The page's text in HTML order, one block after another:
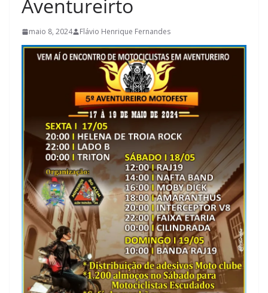
Aventureirto
maio 8, 2024 Flávio Henrique Fernandes